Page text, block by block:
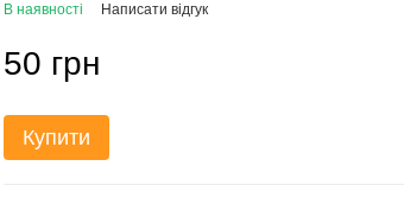
В наявності Написати відгук
50 грн
Купити